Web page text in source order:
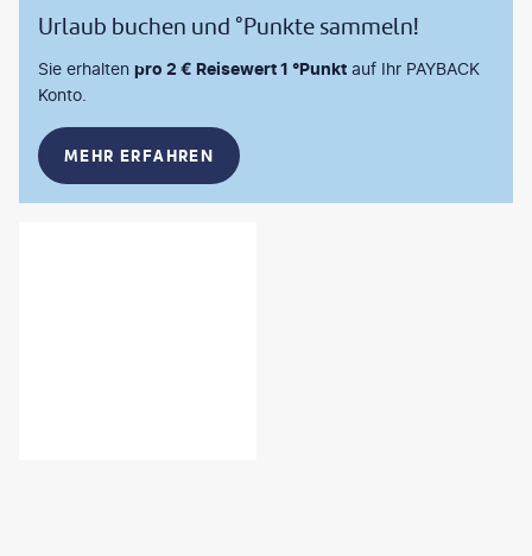
Urlaub buchen und °Punkte sammeln!
Sie erhalten pro 2 € Reisewert 1 °Punkt auf Ihr PAYBACK
Konto.
MEHR ERFAHREN